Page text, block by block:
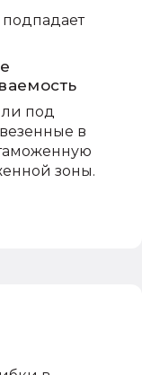
под
в
зоны.